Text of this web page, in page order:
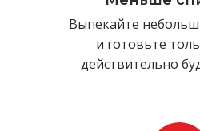
Выпекайте
и готовьте
действительно